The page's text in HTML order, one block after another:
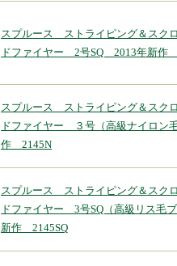
スプルース ストライピング＆スク
ドファイヤー 2号SQ 2013年新作
スプルース ストライピング＆スク
ドファイヤー ３号（高級ナイロン
作 2145N
スプルース ストライピング＆スク
ドファイヤー 3号SQ（高級リス毛
新作 2145SQ